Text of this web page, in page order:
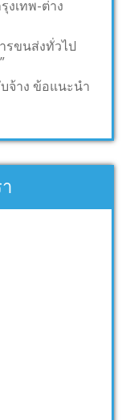
งเทพ-ต่าง
รขนส่งทั่วไป
จ้าง ข้อแนะนำ